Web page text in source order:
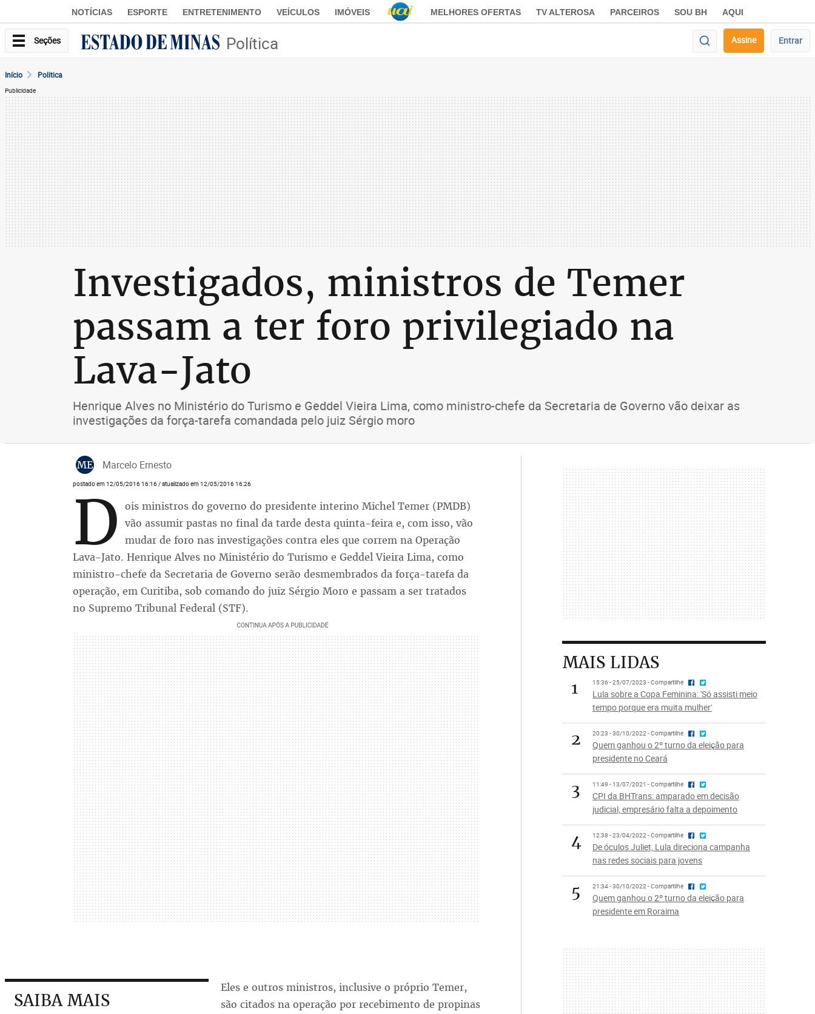
NOTÍCIAS ESPORTE ENTRETENIMENTO VEÍCULOS IMÓVEIS MELHORES OFERTAS TV ALTEROSA PARCEIROS SOU BH AQUI
Seções Política Assine Entrar
Início Politica
Publicidade
Investigados, ministros de Temer
passam a ter foro privilegiado na
Lava-Jato
Henrique Alves no Ministério do Turismo e Geddel Vieira Lima, como ministro-chefe da Secretaria de Governo vão deixar as
investigações da força-tarefa comandada pelo juiz Sérgio moro
ME Marcelo Ernesto
postado em 12/05/2016 16:16 / atualizado em 12/05/2016 16:26
D ois ministros do governo do presidente interino Michel Temer (PMDB)
vão assumir pastas no final da tarde desta quinta-feira e, com isso, vão
mudar de foro nas investigações contra eles que correm na Operação
Lava-Jato. Henrique Alves no Ministério do Turismo e Geddel Vieira Lima, como
ministro-chefe da Secretaria de Governo serão desmembrados da força-tarefa da
operação, em Curitiba, sob comando do juiz Sérgio Moro e passam a ser tratados
no Supremo Tribunal Federal (STF).
SAIBA MAIS
Eles e outros ministros, inclusive o próprio Temer,
são citados na operação por recebimento de propinas
MAIS LIDAS
1
15:36 - 25/07/2023 - Compartilhe
Lula sobre a Copa Feminina: 'Só assisti meio
tempo porque era muita mulher'
2 20:23 - 30/10/2022 - Compartilhe
Quem ganhou o 2º turno da eleição para
presidente no Ceará
3 11:49 - 13/07/2021 - Compartilhe
CPI da BHTrans: amparado em decisão
judicial, empresário falta a depoimento
4 12:38 - 23/04/2022 - Compartilhe
De óculos Juliet, Lula direciona campanha
nas redes sociais para jovens
5 21:34 - 30/10/2022 - Compartilhe
Quem ganhou o 2º turno da eleição para
presidente em Roraima